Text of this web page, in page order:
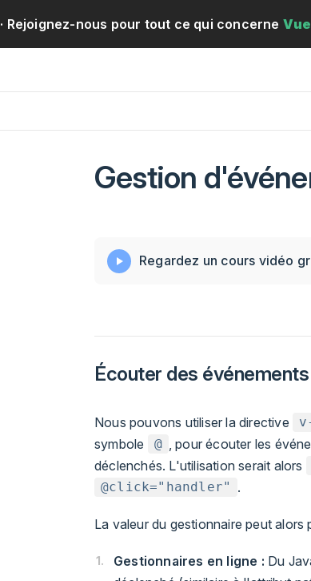
· Rejoignez-nous pour tout ce qui concerne
Gestion
Regardez un cours vidéo
Écouter des événements
Nous pouvons utiliser la directive
symbole
@
, pour écouter les
déclenchés. L'utilisation serait alors
@click="handler" .
La valeur du gestionnaire peut
Gestionnaires en ligne : Du